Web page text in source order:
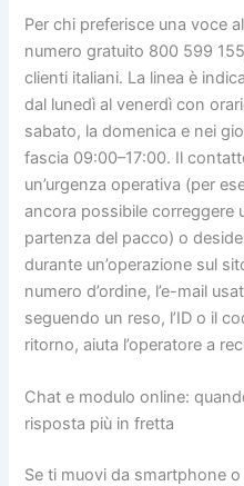
Per chi preferisce una voce
numero gratuito 800 599
clienti italiani. La linea è
dal lunedì al venerdì con
sabato, la domenica e nei
fascia 09:00–17:00. Il
un’urgenza operativa (per
ancora possibile correggere
partenza del pacco) o
durante un’operazione sul
numero d’ordine, l’e-mail
seguendo un reso, l’ID o il
ritorno, aiuta l’operatore a
Chat e modulo online:
risposta più in fretta
Se ti muovi da smartphone